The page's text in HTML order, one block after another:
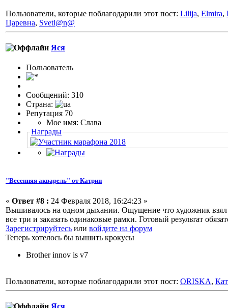
Пользователи, которые поблагодарили этот пост: Lilija, Elmira,
Царевна, Svetl@n@
Яся
Пользовaтeль
Сообщений: 310
Страна:
Репутация 70
Мое имя: Слава
Награды
"Весенняя акварель" от Катрин
« Ответ #8 : 24 Февраля 2018, 16:24:23 »
Вышивалось на одном дыхании. Ощущение что художник взял
все три и заказать одинаковые рамки. Готовый результат
Зарегистрируйтесь или войдите на форум
Теперь хотелось бы вышить крокусы
Brother innov is v7
Пользователи, которые поблагодарили этот пост: ORISKA,
Яся